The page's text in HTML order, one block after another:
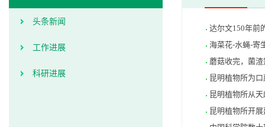
头条新闻
工作进展
科研进展
达尔文150年前
海菜花-水蝇-寄
蘑菇收完，菌
昆明植物所为
昆明植物所从
昆明植物所开